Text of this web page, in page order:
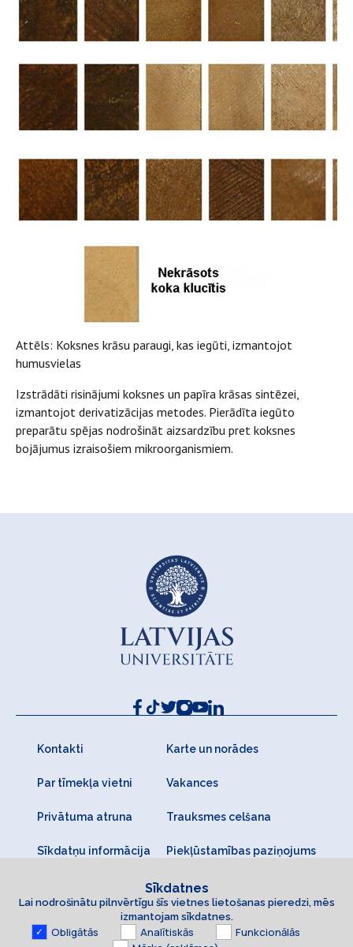
Attēls: Koksnes krāsu paraugi, kas iegūti, izmantojot
humusvielas
Izstrādāti risinājumi koksnes un papīra krāsas sintēzei,
izmantojot derivatizācijas metodes. Pierādīta iegūto
preparātu spējas nodrošināt aizsardzību pret koksnes
bojājumus izraisošiem mikroorganismiem.
Kontakti Karte un norādes
Par tīmekļa vietni Vakances
Privātuma atruna Trauksmes celšana
Sīkdatņu informācija Piekļūstamības paziņojums
Sīkdatnes
Lai nodrošinātu pilnvērtīgu šīs vietnes lietošanas pieredzi, mēs
izmantojam sīkdatnes.
Obligātās Analītiskās
Funkcionālās